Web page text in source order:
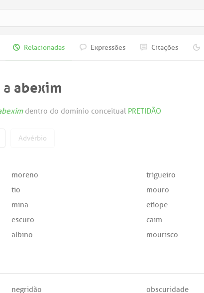
Relacionadas Expressões Citações
abexim
dentro do domínio conceitual PRETIDÃO
Advérbio
moreno
tio
mina
escuro
albino
trigueiro
mouro
etíope
caim
mourisco
negridão
obscuridade